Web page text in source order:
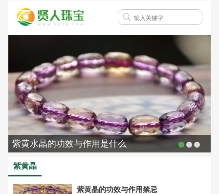
紫黄水晶的功效与作用是什么
紫黄晶
紫黄晶的功效与作用禁忌